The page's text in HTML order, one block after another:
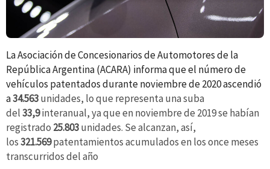
La Asociación de Concesionarios de Automotores de la
República Argentina (ACARA) informa que el número de
vehículos patentados durante noviembre de 2020 ascendió
a34.563unidades, lo que representa una suba
del33,9interanual, ya que en noviembre de 2019 se habían
registrado 25.803unidades. Se alcanzan, así,
los321.569patentamientos acumulados en los once meses
transcurridos del año